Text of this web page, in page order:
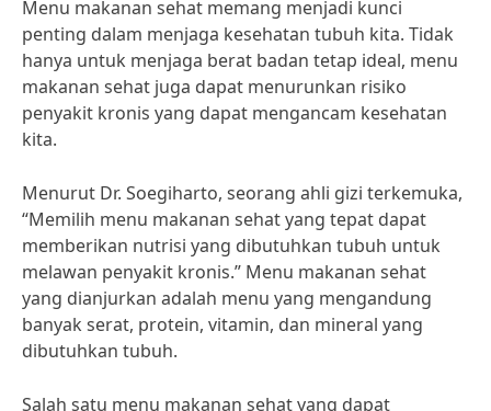
Menu makanan sehat memang menjadi kunci
penting dalam menjaga kesehatan tubuh kita. Tidak
hanya untuk menjaga berat badan tetap ideal, menu
makanan sehat juga dapat menurunkan risiko
penyakit kronis yang dapat mengancam kesehatan
kita.
Menurut Dr. Soegiharto, seorang ahli gizi terkemuka,
“Memilih menu makanan sehat yang tepat dapat
memberikan nutrisi yang dibutuhkan tubuh untuk
melawan penyakit kronis.” Menu makanan sehat
yang dianjurkan adalah menu yang mengandung
banyak serat, protein, vitamin, dan mineral yang
dibutuhkan tubuh.
Salah satu menu makanan sehat yang dapat